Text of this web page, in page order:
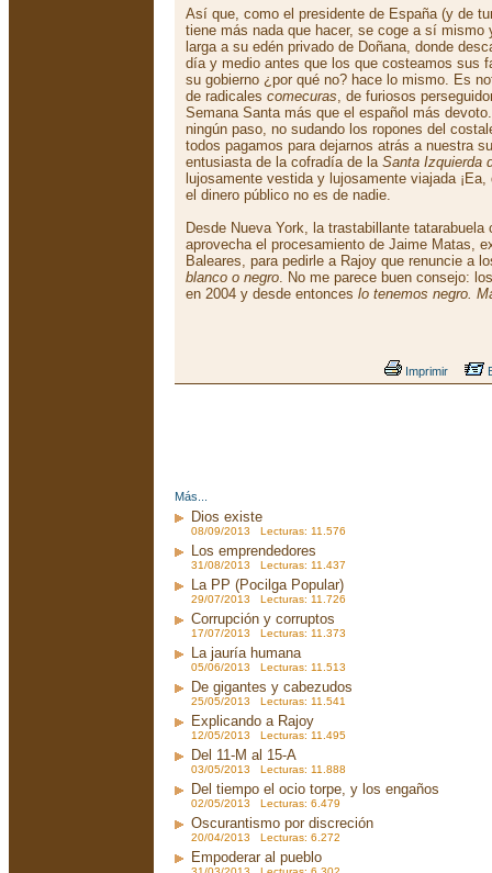
Así que, como el presidente de España (y de
tiene más nada que hacer, se coge a sí mismo
larga a su edén privado de Doñana, donde
día y medio antes que los que costeamos sus
su gobierno ¿por qué no? hace lo mismo. Es
de radicales comecuras, de furiosos
Semana Santa más que el español más
ningún paso, no sudando los ropones del
todos pagamos para dejarnos atrás a nuestra
entusiasta de la cofradía de la Santa Izquierda
lujosamente vestida y lujosamente viajada
el dinero público no es de nadie.
Desde Nueva York, la trastabillante
aprovecha el procesamiento de Jaime Matas,
Baleares, para pedirle a Rajoy que renuncie a
blanco o negro. No me parece buen consejo:
en 2004 y desde entonces lo tenemos negro.
Imprimir
Más...
Dios existe
08/09/2013 Lecturas: 11.576
Los emprendedores
31/08/2013 Lecturas: 11.437
La PP (Pocilga Popular)
29/07/2013 Lecturas: 11.726
Corrupción y corruptos
17/07/2013 Lecturas: 11.373
La jauría humana
05/06/2013 Lecturas: 11.513
De gigantes y cabezudos
25/05/2013 Lecturas: 11.541
Explicando a Rajoy
12/05/2013 Lecturas: 11.495
Del 11-M al 15-A
03/05/2013 Lecturas: 11.888
Del tiempo el ocio torpe, y los engaños
02/05/2013 Lecturas: 6.479
Oscurantismo por discreción
20/04/2013 Lecturas: 6.272
Empoderar al pueblo